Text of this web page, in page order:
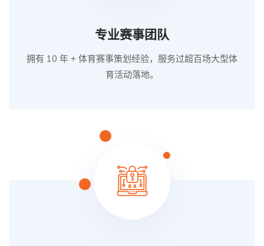
专业赛事团队
拥有 10 年 + 体育赛事策划经验，服务过超百场大型体
育活动落地。